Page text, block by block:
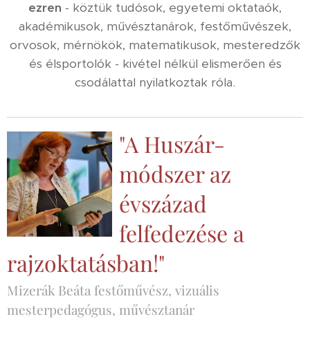
ezren - köztük tudósok, egyetemi oktataók,
akadémikusok, művésztanárok, festőművészek,
orvosok, mérnökök, matematikusok, mesteredzők
és élsportolók - kivétel nélkül elismerően és
csodálattal nyilatkoztak róla.
"A Huszár-
módszer az
évszázad
felfedezése a
rajzoktatásban!"
Mizerák Beáta festőművész, vizuális
mesterpedagógus, művésztanár